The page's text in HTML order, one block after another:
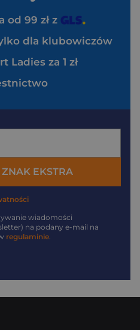
od 99 zł z
dla klubowiczów
Ladies za 1 zł
EKSTRA
wiadomości
na podany e-mail na
regulaminie